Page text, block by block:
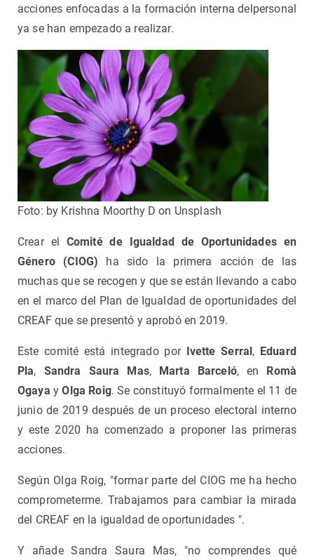
acciones enfocadas a la formación interna delpersonal
ya se han empezado a realizar.
Foto: by Krishna Moorthy D on Unsplash
Crear el Comité de Igualdad de Oportunidades en
Género (CIOG) ha sido la primera acción de las
muchas que se recogen y que se están llevando a cabo
en el marco del Plan de Igualdad de oportunidades del
CREAF que se presentó y aprobó en 2019.
Este comité está integrado por Ivette Serral, Eduard
Pla, Sandra Saura Mas, Marta Barceló, en Romà
Ogaya yOlga Roig. Se constituyó formalmente el 11 de
junio de 2019 después de un proceso electoral interno
y este 2020 ha comenzado a proponer las primeras
acciones.
Según Olga Roig, "formar parte del CIOG me ha hecho
comprometerme. Trabajamos para cambiar la mirada
del CREAF en la igualdad de oportunidades ".
Y añade Sandra Saura Mas, "no comprendes qué